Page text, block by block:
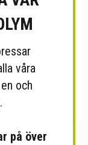
våra
och
på över